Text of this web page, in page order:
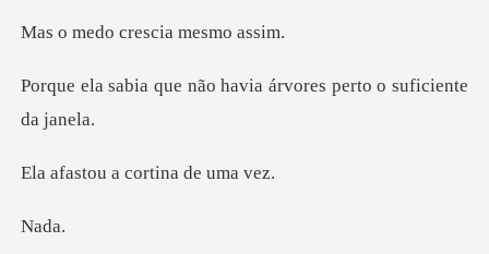
crescia m
ão havia árvores perto
a cortina
a